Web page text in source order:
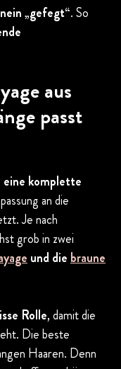
„gefegt“. So
aus
passt
eine komplette
an die
Je nach
grob in zwei
und diebraune
Rolle, damit die
Die beste
Haaren. Denn